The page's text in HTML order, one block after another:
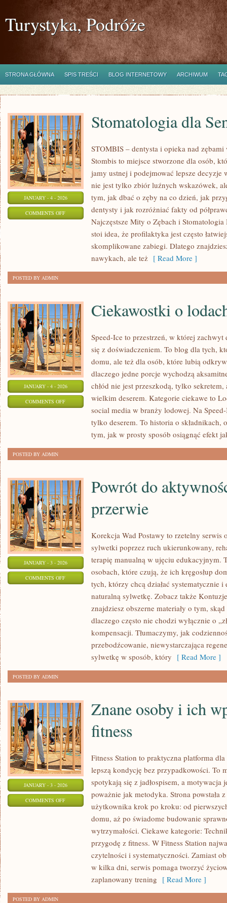
Turystyka, Podróże
STRONA GŁÓWNA SPIS TREŚCI BLOG INTERNETOWY ARCHIWUM
JANUARY - 4 - 2026
COMMENTS OFFON
STOMATOLOGIA
SENIORÓW
Stomatologia dla
STOMBIS – dentysta i opieka nad
Stombis to miejsce stworzone dla osób,
jamy ustnej i podejmować lepsze decyzje
nie jest tylko zbiór luźnych wskazówek,
tym, jak dbać o zęby na co dzień, jak
dentysty i jak rozróżniać fakty od
Najczęstsze Mity o Zębach i
stoi idea, że profilaktyka jest często
skomplikowane zabiegi. Dlatego
nawykach, ale też [ Read More ]
POSTED BY ADMIN
JANUARY - 4 - 2026
COMMENTS OFFON
CIEKAWOSTKI
Ciekawostki o
Speed-Ice to przestrzeń, w której
się z doświadczeniem. To blog dla tych,
domu, ale też dla osób, które lubią
dlaczego jedne porcje wychodzą
chłód nie jest przeszkodą, tylko
wielkim deserem. Kategorie ciekawe to
social media w branży lodowej. Na
tylko deserem. To historia o składnikach,
tym, jak w prosty sposób osiągnąć efekt
POSTED BY ADMIN
JANUARY - 3 - 2026
COMMENTS OFFON
Powrót do
przerwie
Korekcja Wad Postawy to rzetelny serwis
sylwetki poprzez ruch ukierunkowany,
terapię manualną w ujęciu edukacyjnym.
osobach, które czują, że ich kręgosłup
tych, którzy chcą działać systematycznie
naturalną sylwetkę. Zobacz także
znajdziesz obszerne materiały o tym,
dlaczego często nie chodzi wyłącznie o
kompensacji. Tłumaczymy, jak
przebodźcowanie, niewystarczająca
sylwetkę w sposób, który [ Read More ]
POSTED BY ADMIN
JANUARY - 3 - 2026
COMMENTS OFFON
Znane osoby i ich
fitness
Fitness Station to praktyczna platforma
lepszą kondycję bez przypadkowości. To
spotykają się z jadłospisem, a motywacja
poważnie jak metodyka. Strona powstała
użytkownika krok po kroku: od
domu, aż po świadome budowanie
wytrzymałości. Ciekawe kategorie:
przygodę z fitness. W Fitness Station
czytelności i systematyczności. Zamiast
w kilka dni, serwis pomaga tworzyć
zaplanowany trening [ Read More ]
POSTED BY ADMIN